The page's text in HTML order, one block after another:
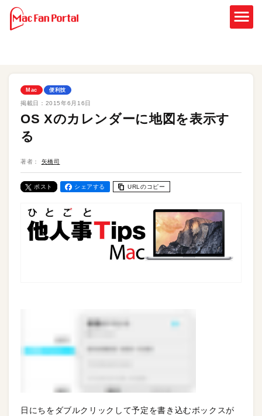
Mac 便利技
掲載日： 2015年6月16日
OS Xのカレンダーに地図を表示す
る
著者： 矢橋司
ポスト シェアする URLのコピー
日にちをダブルクリックして予定を書き込むボックスが